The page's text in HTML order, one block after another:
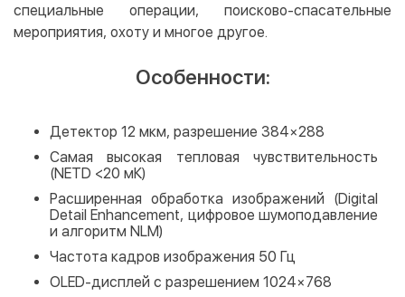
специальные операции, поисково-спасательные
мероприятия, охоту и многое другое.
Особенности:
Детектор 12 мкм, разрешение 384×288
Самая высокая тепловая чувствительность
(NETD <20 мК)
Расширенная обработка изображений (Digital
Detail Enhancement, цифровое шумоподавление
и алгоритм NLM)
Частота кадров изображения 50 Гц
OLED-дисплей с разрешением 1024×768